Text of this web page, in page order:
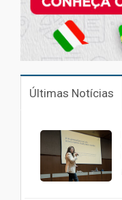
Últimas Notícias